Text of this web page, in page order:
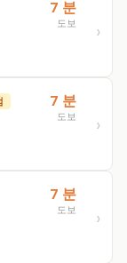
7 분
도보
7 분
도보
7 분
도보